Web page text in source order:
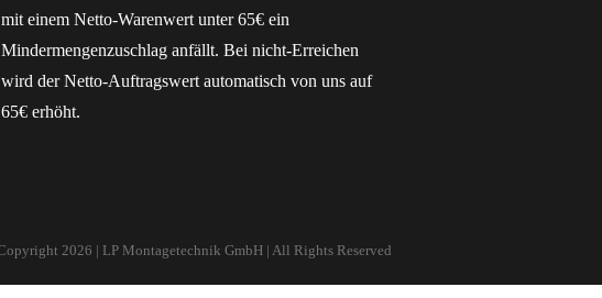
mit einem Netto-Warenwert unter 65€ ein
Mindermengenzuschlag anfällt. Bei nicht-Erreichen
wird der Netto-Auftragswert automatisch von uns auf
65€ erhöht.
2026 | LP Montagetechnik GmbH | All Rights Reserved